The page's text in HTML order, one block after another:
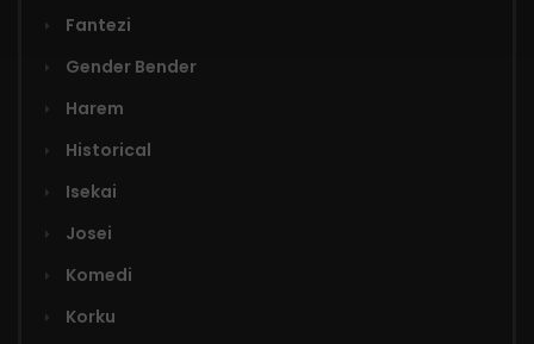
Fantezi
Gender Bender
Harem
Historical
Isekai
Josei
Komedi
Korku